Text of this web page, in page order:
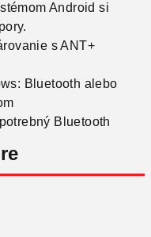
Android si
s ANT+
Bluetooth alebo
Bluetooth